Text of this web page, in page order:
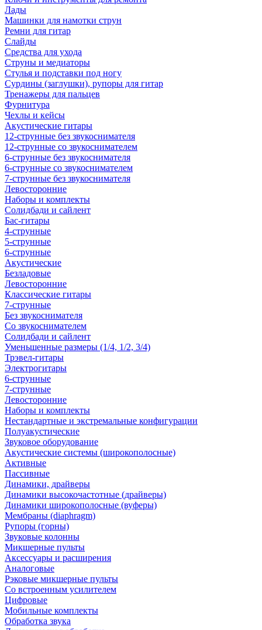
Лады
Машинки для намотки струн
Ремни для гитар
Слайды
Средства для ухода
Струны и медиаторы
Стулья и подставки под ногу
Сурдины (заглушки), рупоры для гитар
Тренажеры для пальцев
Фурнитура
Чехлы и кейсы
Акустические гитары
12-струнные без звукоснимателя
12-струнные со звукоснимателем
6-струнные без звукоснимателя
6-струнные со звукоснимателем
7-струнные без звукоснимателя
Левосторонние
Наборы и комплекты
Солидбади и сайлент
Бас-гитары
4-струнные
5-струнные
6-струнные
Акустические
Безладовые
Левосторонние
Классические гитары
7-струнные
Без звукоснимателя
Со звукоснимателем
Солидбади и сайлент
Уменьшенные размеры (1/4, 1/2, 3/4)
Трэвел-гитары
Электрогитары
6-струнные
7-струнные
Левосторонние
Наборы и комплекты
Нестандартные и экстремальные конфигурации
Полуакустические
Звуковое оборудование
Акустические системы (широкополосные)
Активные
Пассивные
Динамики, драйверы
Динамики высокочастотные (драйверы)
Динамики широкополосные (вуферы)
Мембраны (diaphragm)
Рупоры (горны)
Звуковые колонны
Микшерные пульты
Аксессуары и расширения
Аналоговые
Рэковые микшерные пульты
Со встроенным усилителем
Цифровые
Мобильные комплекты
Обработка звука